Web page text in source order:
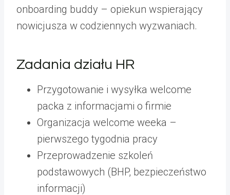
onboarding buddy – opiekun wspierający
nowicjusza w codziennych wyzwaniach.
Zadania działu HR
Przygotowanie i wysyłka welcome
packa z informacjami o firmie
Organizacja welcome weeka –
pierwszego tygodnia pracy
Przeprowadzenie szkoleń
podstawowych (BHP, bezpieczeństwo
informacji)